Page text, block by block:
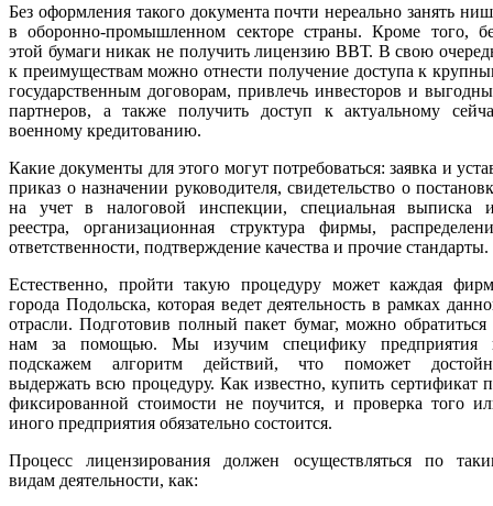
Без оформления такого документа почти нереально занять
в оборонно-промышленном секторе страны. Кроме того,
этой бумаги никак не получить лицензию ВВТ. В свою
к преимуществам можно отнести получение доступа к
государственным договорам, привлечь инвесторов и
партнеров, а также получить доступ к актуальному
военному кредитованию.
Какие документы для этого могут потребоваться: заявка и
приказ о назначении руководителя, свидетельство о
на учет в налоговой инспекции, специальная выписка
реестра, организационная структура фирмы,
ответственности, подтверждение качества и прочие стандарты.
Естественно, пройти такую процедуру может каждая
города Подольска, которая ведет деятельность в рамках
отрасли. Подготовив полный пакет бумаг, можно обратиться
нам за помощью. Мы изучим специфику предприятия
подскажем алгоритм действий, что поможет
выдержать всю процедуру. Как известно, купить сертификат
фиксированной стоимости не поучится, и проверка того
иного предприятия обязательно состоится.
Процесс лицензирования должен осуществляться по
видам деятельности, как: